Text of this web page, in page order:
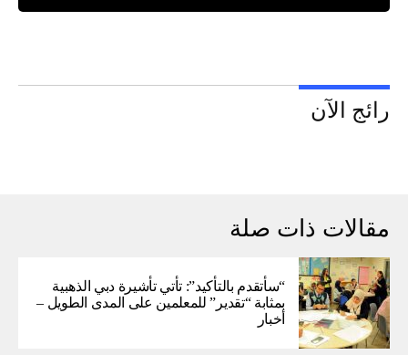
رائج الآن
مقالات ذات صلة
“سأتقدم بالتأكيد”: تأتي تأشيرة دبي الذهبية
بمثابة “تقدير” للمعلمين على المدى الطويل –
أخبار